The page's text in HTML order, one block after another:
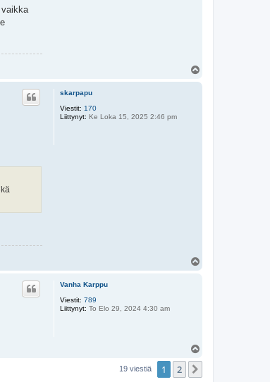
skarpapu
Viestit: 170
Liittynyt: Ke Loka 15, 2025 2:46 pm
Vanha Karppu
Viestit: 789
Liittynyt: To Elo 29, 2024 4:30 am
s
19 viestiä 1 2